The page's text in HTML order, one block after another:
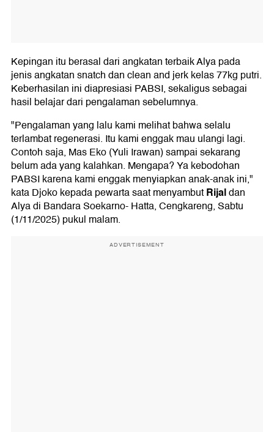
Kepingan itu berasal dari angkatan terbaik Alya pada
jenis angkatan snatch dan clean and jerk kelas 77kg putri.
Keberhasilan ini diapresiasi PABSI, sekaligus sebagai
hasil belajar dari pengalaman sebelumnya.
"Pengalaman yang lalu kami melihat bahwa selalu
terlambat regenerasi. Itu kami enggak mau ulangi lagi.
Contoh saja, Mas Eko (Yuli Irawan) sampai sekarang
belum ada yang kalahkan. Mengapa? Ya kebodohan
PABSI karena kami enggak menyiapkan anak-anak ini,"
kata Djoko kepada pewarta saat menyambutRijaldan
Alya di Bandara Soekarno- Hatta, Cengkareng, Sabtu
(1/11/2025) pukul malam.
ADVERTISEMENT